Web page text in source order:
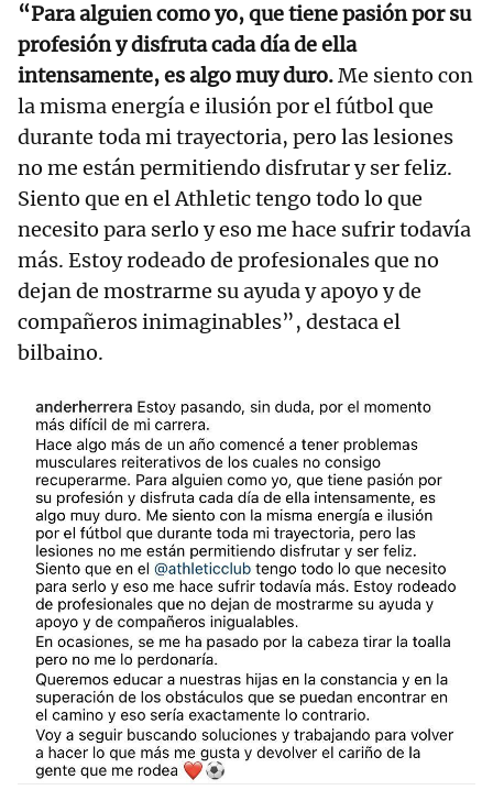
“Para alguien como yo, que tiene pasión por su
profesión y disfruta cada día de ella
intensamente, es algo muy duro.Me siento con
la misma energía e ilusión por el fútbol que
durante toda mi trayectoria, pero las lesiones
no me están permitiendo disfrutar y ser feliz.
Siento que en el Athletic tengo todo lo que
necesito para serlo y eso me hace sufrir todavía
más. Estoy rodeado de profesionales que no
dejan de mostrarme su ayuda y apoyo y de
compañeros inimaginables”, destaca el
bilbaino.